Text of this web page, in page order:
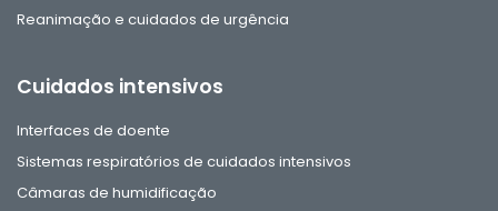
Reanimação e cuidados de urgência
Cuidados intensivos
Interfaces de doente
Sistemas respiratórios de cuidados intensivos
Câmaras de humidificação